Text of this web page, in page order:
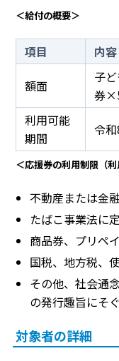
＜給付の概要＞
項目
内容
額面
子
券
利用可能
期間
令
＜応援券の利用制限（
不動産または金
たばこ事業法に
商品券、プリペ
国税、地方税、
その他、社会通
の発行趣旨にそ
対象者の詳細